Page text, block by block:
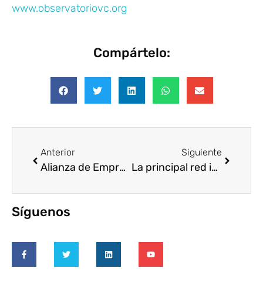
www.observatoriovc.org
Compártelo:
Anterior
Alianza de Empresas sin Pobreza Extrema conoce herramienta de educación financiera
Siguiente
La principal red internacional para la promoción del Voluntariado Corporativo habla español
Síguenos